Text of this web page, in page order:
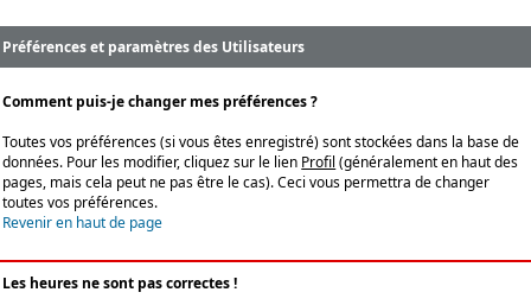
Préférences et paramètres des Utilisateurs
Comment puis-je changer mes préférences ?
Toutes vos préférences (si vous êtes enregistré) sont stockées dans la base de
données. Pour les modifier, cliquez sur le lien Profil (généralement en haut des
pages, mais cela peut ne pas être le cas). Ceci vous permettra de changer
toutes vos préférences.
Revenir en haut de page
Les heures ne sont pas correctes !